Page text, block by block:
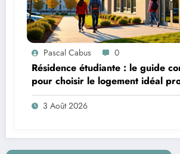
Pascal Cabus 0
Résidence étudiante : le guide
pour choisir le logement idéal
son campus
3 Août 2026